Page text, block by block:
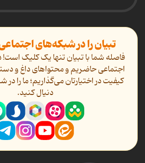
تبیان را در شبکه‌های
فاصله شما با تبیان تنها یک کلیک
اجتماعی حاضریم و محتواهای داغ و
کیفیت در اختیارتان می‌گذاریم؛ ما را
دنیال کنید.